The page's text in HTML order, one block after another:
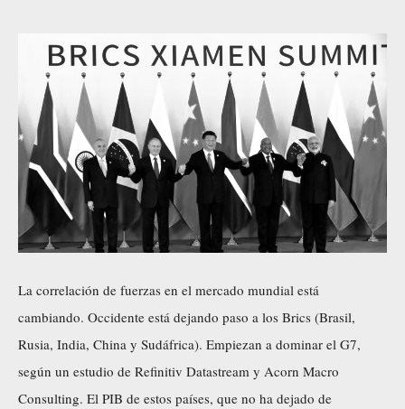
La correlación de fuerzas en el mercado mundial está
cambiando. Occidente está dejando paso a los Brics (Brasil,
Rusia, India, China y Sudáfrica). Empiezan a dominar el G7,
según un estudio de Refinitiv Datastream y Acorn Macro
Consulting. El PIB de estos países, que no ha dejado de